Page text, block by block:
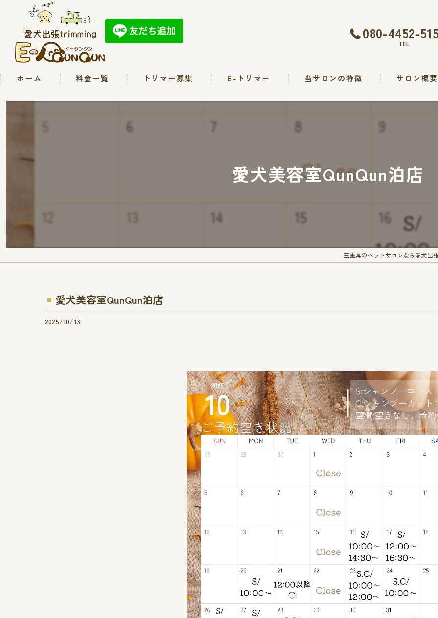
080-4452-
TEL
ホーム 料金一覧 トリマー募集 E-トリマー 当サロンの特徴
カット
出張
サロン概要
愛犬美容室QunQun泊店
三重県のペットサロンなら愛犬出
愛犬美容室QunQun泊店
2025/10/13